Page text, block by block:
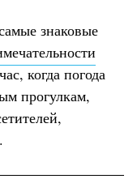
знаковые
когда погода
прогулкам,